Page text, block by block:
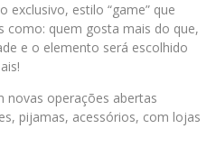
estilo “game” que
como: quem gosta mais do que,
e o elemento será escolhido
novas operações abertas
pijamas, acessórios, com lojas